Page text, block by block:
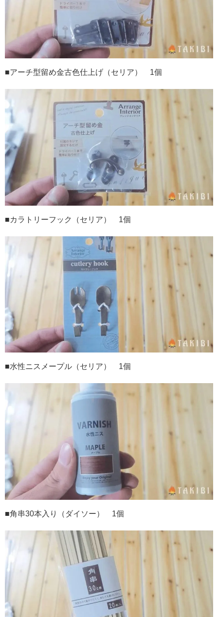
■アーチ型留め金古色仕上げ（セリア） 1個
■カラトリーフック（セリア） 1個
■水性ニスメープル（セリア） 1個
■角串30本入り（ダイソー） 1個